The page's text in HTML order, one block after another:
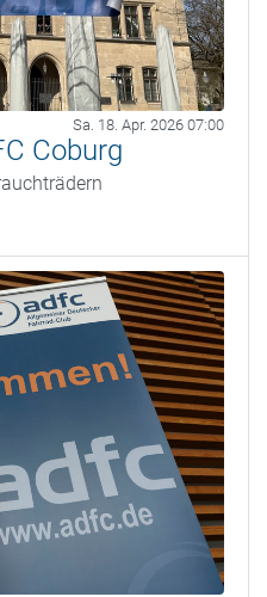
Sa. 18. Apr. 2026 07:00
Coburg